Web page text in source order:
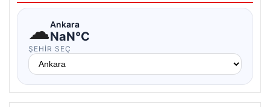
☁Ankara
NaN°C
ŞEHIR SEÇ